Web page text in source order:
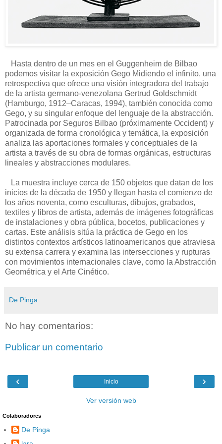
Hasta dentro de un mes en el Guggenheim de Bilbao
podemos visitar la exposición Gego Midiendo el infinito, una
retrospectiva que ofrece una visión integradora del trabajo
de la artista germano-venezolana Gertrud Goldschmidt
(Hamburgo, 1912–Caracas, 1994), también conocida como
Gego, y su singular enfoque del lenguaje de la abstracción.
Patrocinada por Seguros Bilbao (próximamente Occident) y
organizada de forma cronológica y temática, la exposición
analiza las aportaciones formales y conceptuales de la
artista a través de su obra de formas orgánicas, estructuras
lineales y abstracciones modulares.
La muestra incluye cerca de 150 objetos que datan de los
inicios de la década de 1950 y llegan hasta el comienzo de
los años noventa, como esculturas, dibujos, grabados,
textiles y libros de artista, además de imágenes fotográficas
de instalaciones y obra pública, bocetos, publicaciones y
cartas. Este análisis sitúa la práctica de Gego en los
distintos contextos artísticos latinoamericanos que atraviesa
su extensa carrera y examina las intersecciones y rupturas
con movimientos internacionales clave, como la Abstracción
Geométrica y el Arte Cinético.
De Pinga
No hay comentarios:
Publicar un comentario
‹ ›
Inicio
Ver versión web
Colaboradores
De Pinga